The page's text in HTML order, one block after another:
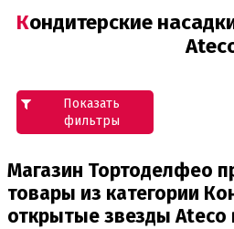
Кондитерские насадки открытые звезды
Показать
фильтры
Магазин Тортоделфео
товары из категории
открытые звезды Ateco